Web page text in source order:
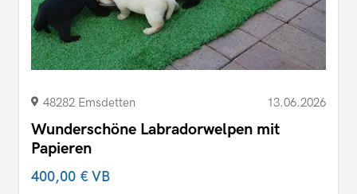
48282 Emsdetten 13.06.2026
Wunderschöne Labradorwelpen mit
Papieren
400,00 €VB